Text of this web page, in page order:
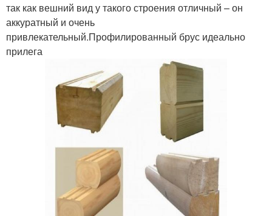
так как вешний вид у такого строения отличный – он
аккуратный и очень
привлекательный.Профилированный брус идеально
прилега